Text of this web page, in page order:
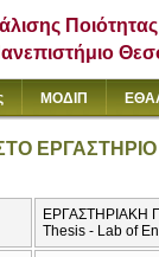
Ποιότητας
ΜΟΔΙΠ
ΕΡΓΑΣΤΗΡΙΑΚΗ
Thesis - Lab of